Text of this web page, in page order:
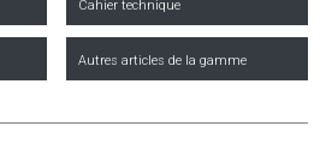
Cahier technique
Autres articles de la gamme